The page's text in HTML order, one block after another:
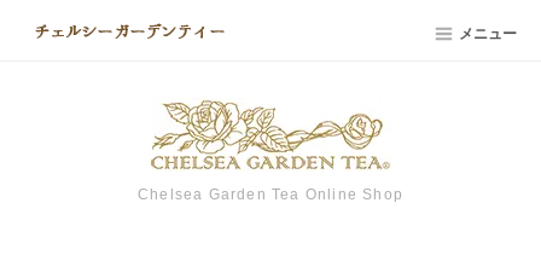
メニュー
Chelsea Garden Tea Online Shop